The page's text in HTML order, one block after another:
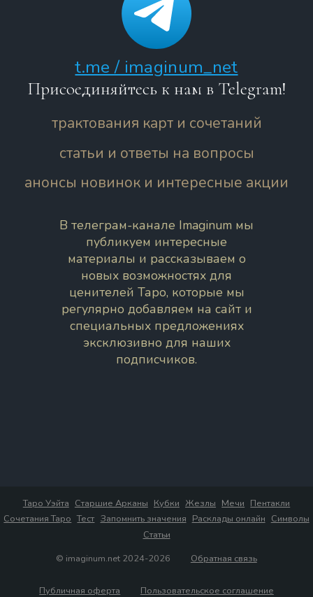
t.me / imaginum_net
Присоединяйтесь к нам в Telegram!
трактования карт и сочетаний
статьи и ответы на вопросы
анонсы новинок и интересные акции
В телеграм-канале Imaginum мы
публикуем интересные
материалы и рассказываем о
новых возможностях для
ценителей Таро, которые мы
регулярно добавляем на сайт и
специальных предложениях
эксклюзивно для наших
подписчиков.
Таро Уэйта Старшие Арканы Кубки Жезлы Мечи Пентакли
Сочетания Таро Тест Запомнить значения Расклады онлайн Символы
Статьи
© imaginum.net 2024-2026
Обратная связь
Публичная оферта Пользовательское соглашение